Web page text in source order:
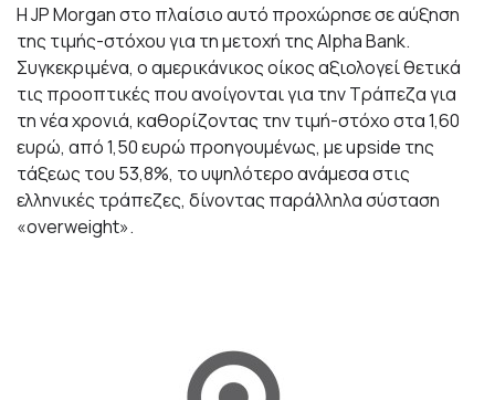
Η JP Morgan στο πλαίσιο αυτό προχώρησε σε αύξηση
της τιμής-στόχου για τη μετοχή της Alpha Bank.
Συγκεκριμένα, ο αμερικάνικος οίκος αξιολογεί θετικά
τις προοπτικές που ανοίγονται για την Τράπεζα για
τη νέα χρονιά, καθορίζοντας την τιμή-στόχο στα 1,60
ευρώ, από 1,50 ευρώ προηγουμένως, με upside της
τάξεως του 53,8%, το υψηλότερο ανάμεσα στις
ελληνικές τράπεζες, δίνοντας παράλληλα σύσταση
«overweight».